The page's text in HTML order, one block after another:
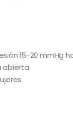
15-20 mmHg
abierta.